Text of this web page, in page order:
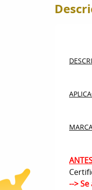
-->